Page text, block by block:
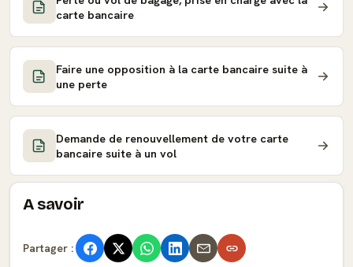
carte bancaire
Faire une opposition à la carte bancaire suite à
une perte
Demande de renouvellement de votre carte
bancaire suite à un vol
A savoir
Partager :